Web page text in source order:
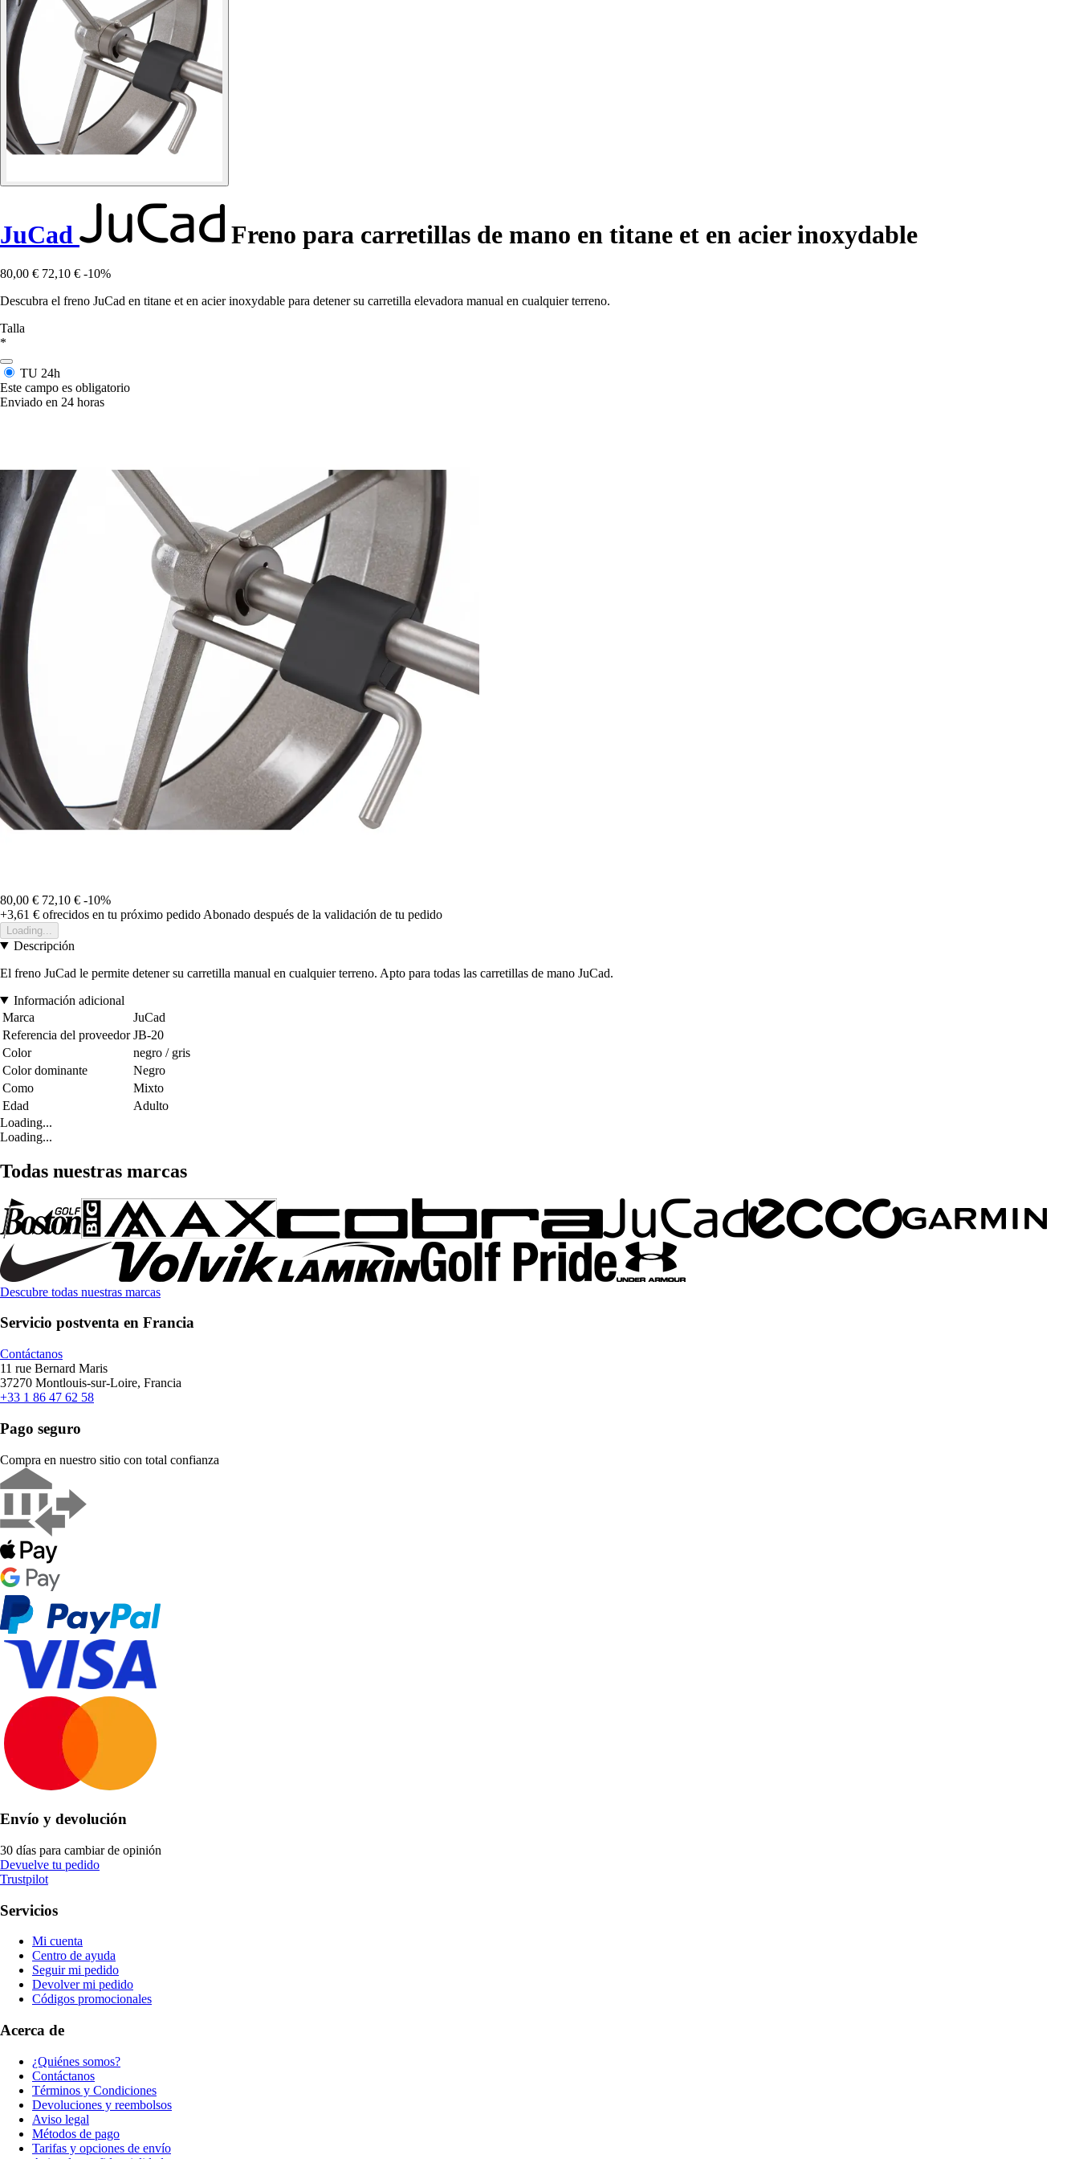
JuCad Freno para carretillas de mano en titane et en acier inoxydable
80,00 € 72,10 € -10%
Descubra el freno JuCad en titane et en acier inoxydable para detener su carretilla elevadora manual en cualquier terreno.
Talla
*
TU 24h
Este campo es obligatorio
Enviado en 24 horas
80,00 € 72,10 € -10%
+3,61 € ofrecidos en tu próximo pedido Abonado después de la validación de tu pedido
Loading...
Descripción
El freno JuCad le permite detener su carretilla manual en cualquier terreno. Apto para todas las carretillas de mano JuCad.
Información adicional
Marca
JuCad
Referencia del proveedor JB-20
Color
negro / gris
Color dominante
Negro
Como
Mixto
Edad
Adulto
Loading...
Loading...
Todas nuestras marcas
Descubre todas nuestras marcas
Servicio postventa en Francia
Contáctanos
11 rue Bernard Maris
37270 Montlouis-sur-Loire, Francia
+33 1 86 47 62 58
Pago seguro
Compra en nuestro sitio con total confianza
Envío y devolución
30 días para cambiar de opinión
Devuelve tu pedido
Trustpilot
Servicios
Mi cuenta
Centro de ayuda
Seguir mi pedido
Devolver mi pedido
Códigos promocionales
Acerca de
¿Quiénes somos?
Contáctanos
Términos y Condiciones
Devoluciones y reembolsos
Aviso legal
Métodos de pago
Tarifas y opciones de envío